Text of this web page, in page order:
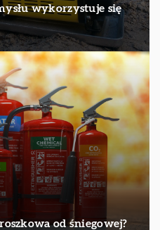
wykorzystuje się
od śniegowej?